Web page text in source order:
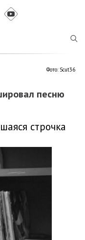
Фото: Scut36
песню
строчка